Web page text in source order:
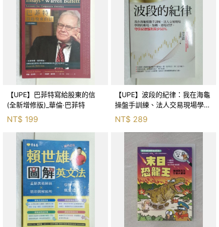
【UPE】巴菲特寫給股東的信
(全新增修版)_華倫‧巴菲特
NT$ 199
【UPE】波段的紀律：我在海龜
操盤手訓練、法人交易現場學到
的進場、加碼、退場紀律，守住
紀律獲利至少50％_雷老闆
NT$ 289